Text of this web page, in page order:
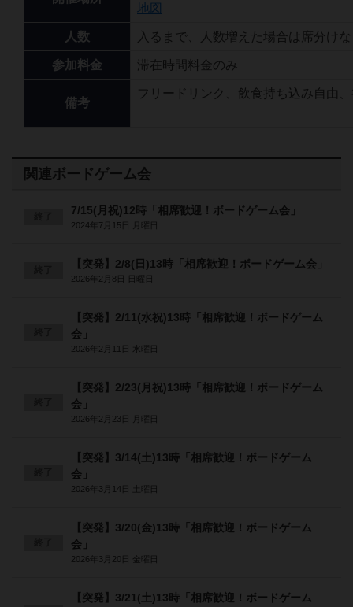
地図
人数 入るまで、人数増えた場合は席分け
参加料金 滞在時間料金のみ
備考
フリードリンク、飲食持ち込み自由
関連ボードゲーム会
7/15(月祝)12時「相席歓迎！ボードゲーム会」
2024年7月15日 月曜日
【突発】2/8(日)13時「相席歓迎！ボードゲーム会」
2026年2月8日 日曜日
【突発】2/11(水祝)13時「相席歓迎！ボードゲーム
会」
2026年2月11日 水曜日
【突発】2/23(月祝)13時「相席歓迎！ボードゲーム
会」
2026年2月23日 月曜日
【突発】3/14(土)13時「相席歓迎！ボードゲーム
会」
2026年3月14日 土曜日
【突発】3/20(金)13時「相席歓迎！ボードゲーム
会」
2026年3月20日 金曜日
【突発】3/21(土)13時「相席歓迎！ボードゲーム